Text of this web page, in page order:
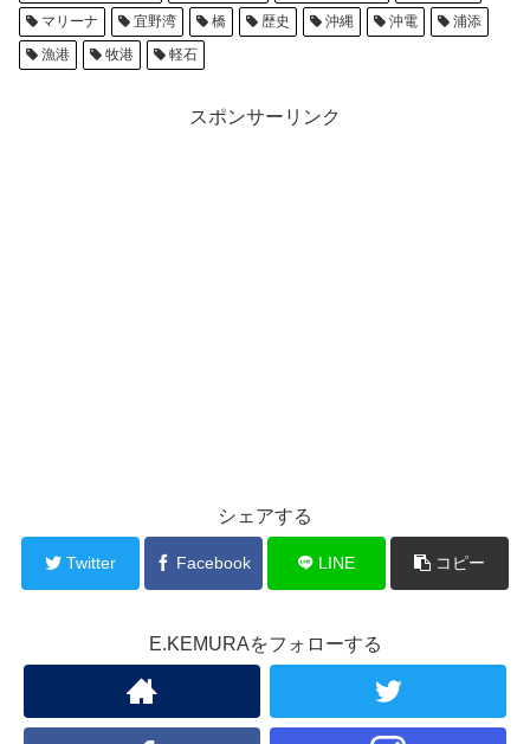
マリーナ
宜野湾 橋 歴史 沖縄 沖電
浦添
漁港
牧港 軽石
スポンサーリンク
シェアする
Twitter Facebook LINE コピー
E.KEMURAをフォローする